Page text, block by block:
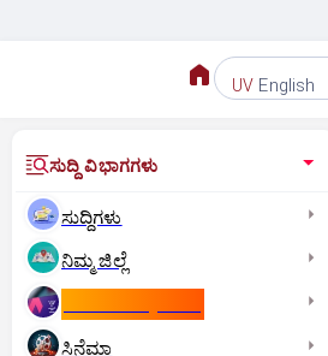
UV English
ಸುದ್ದಿ ವಿಭಾಗಗಳು
ಸುದ್ದಿಗಳು
ನಿಮ್ಮ ಜಿಲ್ಲೆ
ಸಿನೆಮಾ